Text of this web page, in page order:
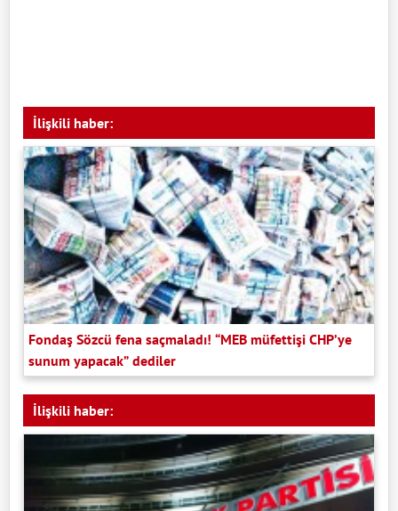
İlişkili haber:
Fondaş Sözcü fena saçmaladı! “MEB müfettişi CHP’ye
sunum yapacak” dediler
İlişkili haber: